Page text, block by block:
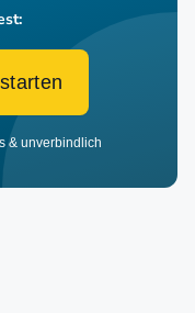
& unverbindlich